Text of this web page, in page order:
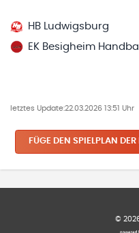
HB Ludwigsburg
EK Besigheim Handball
letztes Update:22.03.2026 13:51 Uhr
FÜGE DEN SPIELPLAN
©